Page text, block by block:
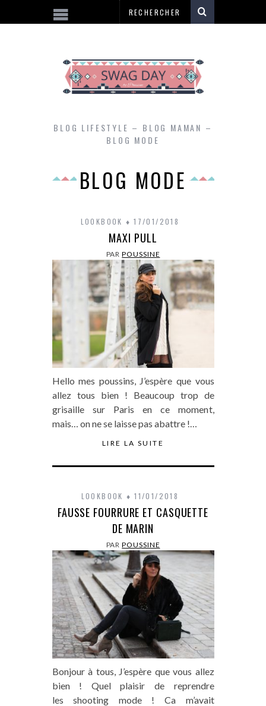
BLOG LIFESTYLE – BLOG MAMAN –
BLOG MODE
BLOG MODE
LOOKBOOK 17/01/2018
MAXI PULL
PARPOUSSINE
Hello mes poussins, J’espère que vous
allez tous bien ! Beaucoup trop de
grisaille sur Paris en ce moment,
mais… on ne se laisse pas abattre !…
LIRE LA SUITE
LOOKBOOK 11/01/2018
FAUSSE FOURRURE ET CASQUETTE
DE MARIN
PARPOUSSINE
Bonjour à tous, J’espère que vous allez
bien ! Quel plaisir de reprendre
les shooting mode ! Ca m’avait